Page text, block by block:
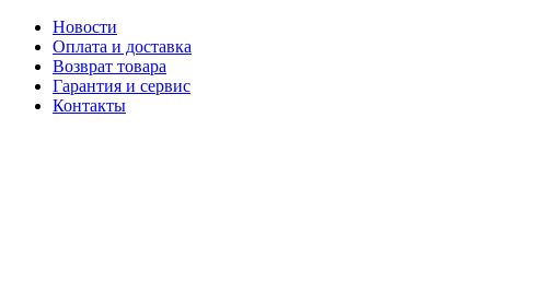
Новости
Оплата и доставка
Возврат товара
Гарантия и сервис
Контакты